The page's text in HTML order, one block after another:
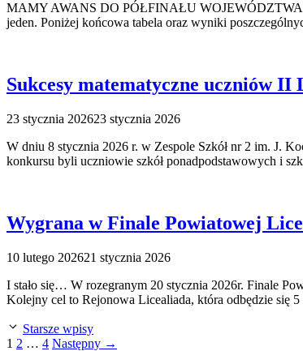
MAMY AWANS DO PÓŁFINAŁU WOJEWÓDZTWA
jeden. Poniżej końcowa tabela oraz wyniki
Sukcesy matematyczne uczniów II
23 stycznia 202623 stycznia 2026
W dniu 8 stycznia 2026 r. w Zespole Szkół nr 2 im. J.
konkursu byli uczniowie szkół ponadpodstawowych i
Wygrana w Finale Powiatowej
10 lutego 202621 stycznia 2026
I stało się… W rozegranym 20 stycznia 2026r. Finale
Kolejny cel to Rejonowa Licealiada, która odbędzie się
Starsze wpisy
Strona
1 Strona
2 … Strona
4 Następny →